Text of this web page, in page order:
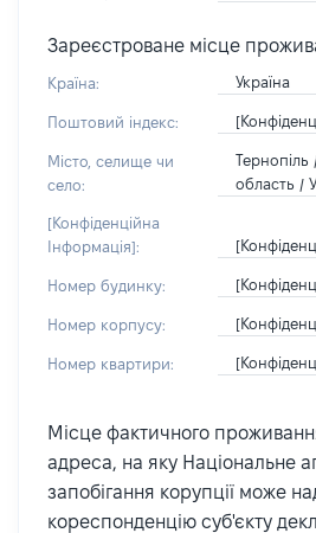
Зареєстроване місце
Країна: Україна
Поштовий індекс:
Місто, селище чи
село:
Тернопіль
область /
[Конфіденційна
Інформація]:
Номер будинку:
Номер корпусу:
Номер квартири:
Місце фактичного
адреса, на яку Національне
запобігання корупції може
кореспонденцію суб'єкту